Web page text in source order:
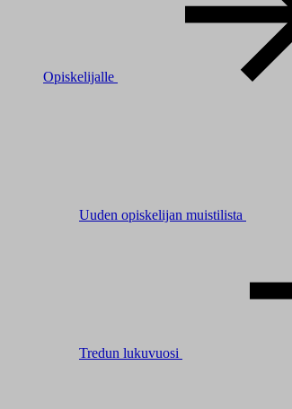
Opiskelijalle
Uuden opiskelijan muistilista
Tredun lukuvuosi